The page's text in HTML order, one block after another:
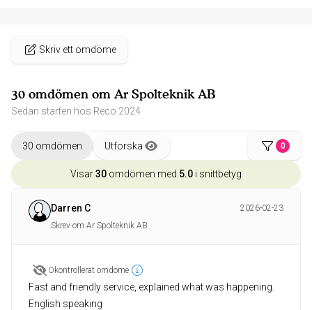
Skriv ett omdöme
30 omdömen om Ar Spolteknik AB
Sedan starten hos Reco 2024
30 omdömen Utforska 0
Visar30 omdömen med 5.0 i snittbetyg
Darren C
2026-02-23
Skrev om Ar Spolteknik AB
Okontrollerat omdöme
Fast and friendly service, explained what was happening.
English speaking